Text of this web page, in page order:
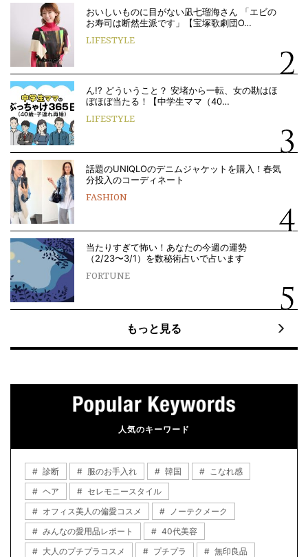
おいしいものに目がない凪七瑠海さん 「エビの
お寿司は断然生派です」【宝塚歌劇団O…
LIFESTYLE
ん!? どういうこと？ 安堵から一転、女の勘はほ
ぼほぼ当たる！【中学生ママ（40…
LIFESTYLE
話題のUNIQLOのデニムジャケットを購入！春気
分投入のコーディネート
FASHION
当たりすぎて怖い！あなたの今週の運勢
（2/23〜3/1）を数秘術占いで占います
FORTUNE
もっと見る
人気のキーワード
診断 服のお手入れ 韓国
こなれ感
ヘア
セレモニースタイル
オフィス美人の偏愛コスメ
ノーテクメーク
みんなの愛用品レポート
40代美容
大人のプチプラコスメ
プチプラ
無印良品